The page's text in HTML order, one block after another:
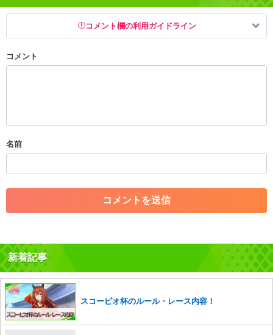
コメント欄の利用ガイドライン
以下の書き込みを禁止とし、場合によってはコメント削除や書き込み制
・一度削除された投稿を再び投稿すること
・アカウントの売買など金銭が絡む内容の投稿
・各ゲームのネタバレを含む内容の投稿
・その他、管理者が不適切と判断した投稿
コメントの削除を申請する
※投稿内容を確認後、順次対応さ
せていただきます。ご了承ください。
※一度削除したコメントは復元ができませんのでご注意くだ
さい。
また、過度な利用規約の違反や、弊社に損害の及ぶ内容の書き込みがあ
コメント
名前
新着記事
スコーピオ杯のルール・レース内容！